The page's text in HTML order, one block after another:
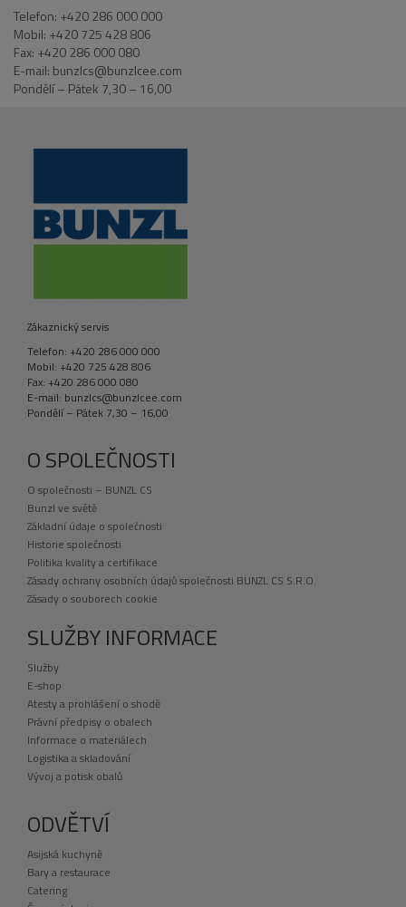
Telefon: +420 286 000 000
Mobil: +420 725 428 806
Fax: +420 286 000 080
E-mail: bunzlcs@bunzlcee.com
Pondělí – Pátek 7,30 – 16,00
Zákaznický servis
Telefon: +420 286 000 000
Mobil: +420 725 428 806
Fax: +420 286 000 080
E-mail: bunzlcs@bunzlcee.com
Pondělí – Pátek 7,30 – 16,00
O SPOLEČNOSTI
O společnosti – BUNZL CS
Bunzl ve světě
Základní údaje o společnosti
Historie společnosti
Politika kvality a certifikace
Zásady ochrany osobních údajů společnosti BUNZL CS S.R.O.
Zásady o souborech cookie
SLUŽBY INFORMACE
Služby
E-shop
Atesty a prohlášení o shodě
Právní předpisy o obalech
Informace o materiálech
Logistika a skladování
Vývoj a potisk obalů
ODVĚTVÍ
Asijská kuchyně
Bary a restaurace
Catering